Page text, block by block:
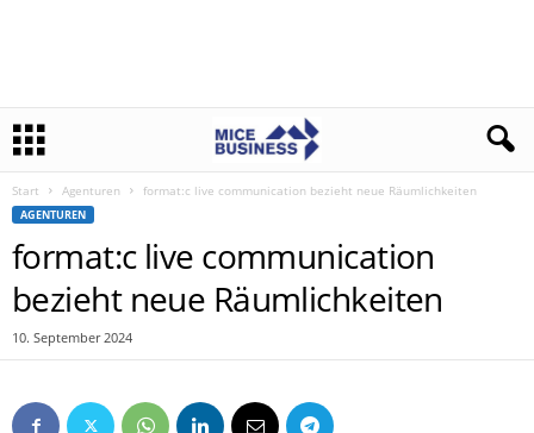
Start Agenturen format:c live communication bezieht neue Räumlichkeiten
AGENTUREN
format:c live communication
bezieht neue Räumlichkeiten
10. September 2024